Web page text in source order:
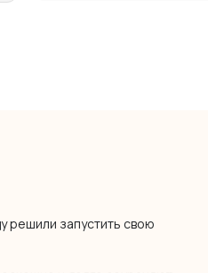
решили запустить свою